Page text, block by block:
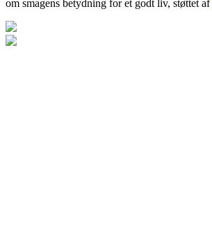
om smagens betydning for et godt liv, støttet af